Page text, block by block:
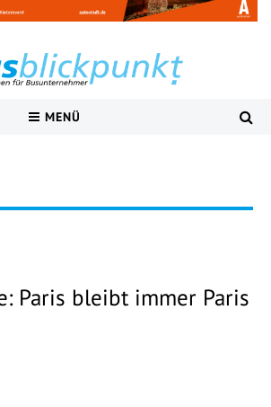
MENÜ
Paris bleibt immer Paris